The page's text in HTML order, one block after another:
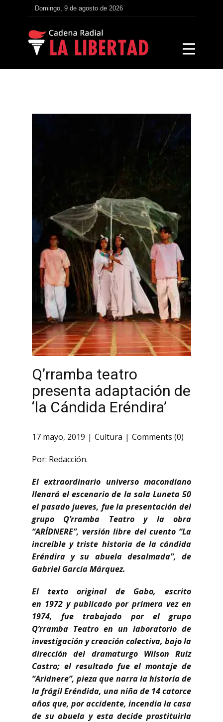
Domingo, 9 de agosto de 2026
Q’rramba teatro
presenta adaptación de
‘la Cándida Eréndira’
17 mayo, 2019 Cultura Comments (0)
Por: Redacción.
El extraordinario universo macondiano
llenará el escenario de la sala Luneta 50
el pasado jueves, fue la presentación del
grupo Q’rramba Teatro y la obra
“ARÍDNERE”, versión libre del cuento “La
increíble y triste historia de la cándida
Eréndira y su abuela desalmada”, de
Gabriel García Márquez.
El texto original de Gabo, escrito
en 1972 y publicado por primera vez en
1974, fue trabajado por el grupo
Q’rramba Teatro en un laboratorio de
investigación y creación colectiva, bajo la
dirección del dramaturgo Wilson Ruiz
Castro; el resultado fue el montaje de
“Aridnere”, pieza que narra la historia de
la frágil Eréndida, una niña de 14 catorce
años que, por accidente, incendia la casa
de su abuela y esta decide prostituirla